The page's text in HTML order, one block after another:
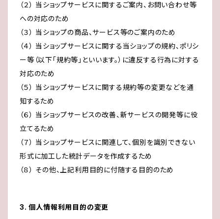
（２） 当ショップサービスに関するご案内、お問い合わせ等
への対応のため
（３） 当ショップの商品、サービス等のご案内のため
（４） 当ショップサービスに関する当ショップの規約、ポリシ
ー等（以下「規約等」といいます。）に違反する行為に対する
対応のため
（５） 当ショップサービスに関する規約等の変更などを通
知するため
（６） 当ショップサービスの改善、新サービスの開発等に役
立てるため
（７） 当ショップサービスに関連して、個別を識別できない
形式に加工した統計データを作成するため
（８） その他、上記利用目的に付随する目的のため
3. 個人情報利用目的の変更